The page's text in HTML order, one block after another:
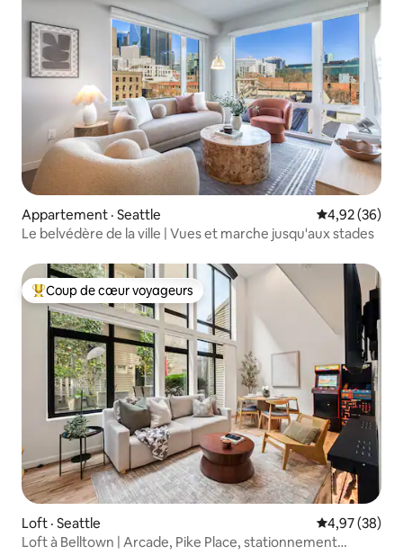
Appartement · Seattle Note
4,92 (36)
Le belvédère de la ville | Vues et marche jusqu'aux stades
Coup de cœur voyageurs parmi les plus aimés
Coup de cœur voyageurs
Loft · Seattle Note
4,97 (38)
Loft à Belltown | Arcade, Pike Place, stationnement